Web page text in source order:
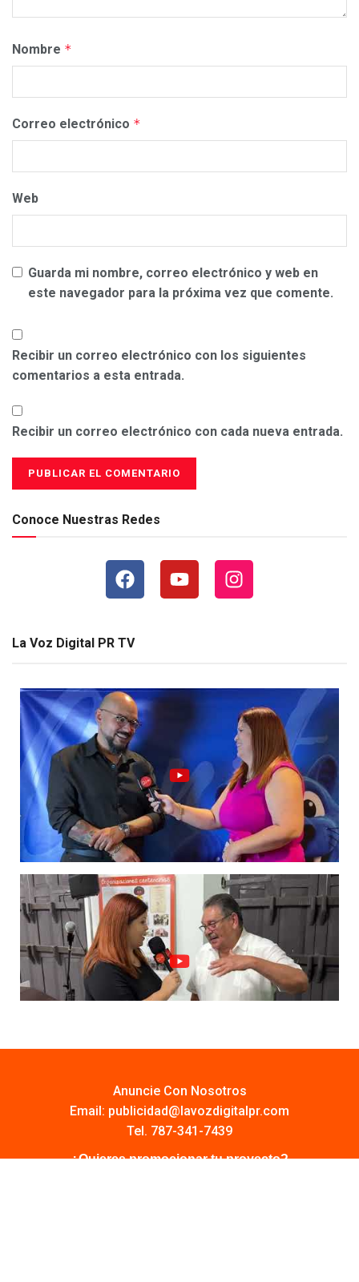
Nombre *
Correo electrónico *
Web
Guarda mi nombre, correo electrónico y web en
este navegador para la próxima vez que comente.
Recibir un correo electrónico con los siguientes
comentarios a esta entrada.
Recibir un correo electrónico con cada nueva entrada.
Conoce Nuestras Redes
La Voz Digital PR TV
Anuncie Con Nosotros
Email: publicidad@lavozdigitalpr.com
Tel. 787-341-7439
¿Quieres promocionar tu proyecto?